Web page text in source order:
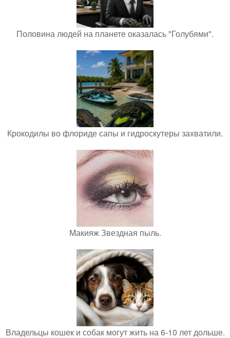
Половина людей на планете оказалась "Голубями".
Крокодилы во флориде сапы и гидроскутеры захватили.
Макияж Звездная пыль.
Владельцы кошек и собак могут жить на 6-10 лет дольше.